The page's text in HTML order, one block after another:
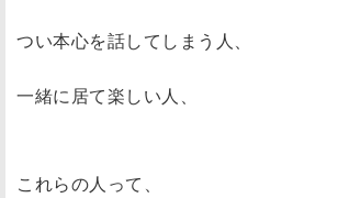
つい本心を話してしまう人、
一緒に居て楽しい人、
これらの人って、